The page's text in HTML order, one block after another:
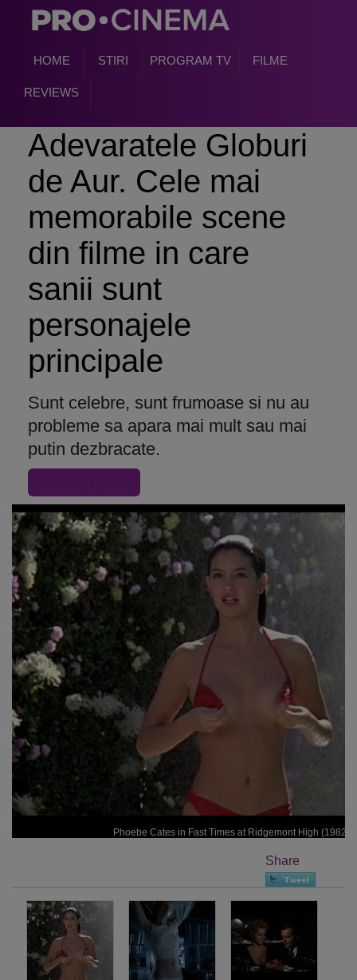
HOME STIRI PROGRAM TV FILME
REVIEWS
Adevaratele Globuri
de Aur. Cele mai
memorabile scene
din filme in care
sanii sunt
personajele
principale
Sunt celebre, sunt frumoase si nu au
probleme sa apara mai mult sau mai
putin dezbracate.
Phoebe Cates in Fast Times at Ridgemont High (1982)
Share